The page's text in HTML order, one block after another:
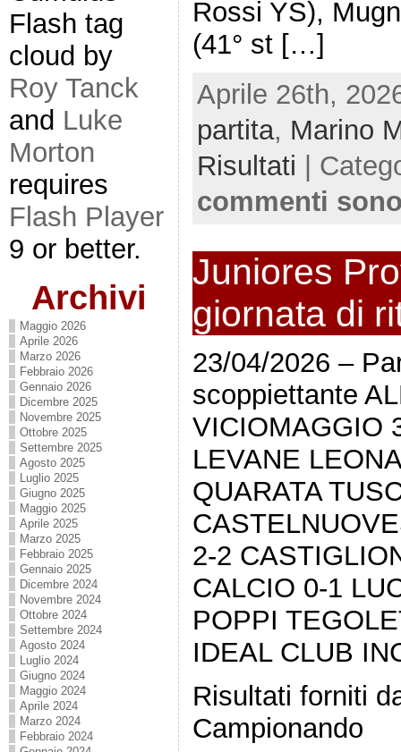
Flash tag
cloud by
Roy Tanck
and Luke
Morton
requires
Flash Player
9 or better.
Archivi
Maggio 2026
Aprile 2026
Marzo 2026
Febbraio 2026
Gennaio 2026
Dicembre 2025
Novembre 2025
Ottobre 2025
Settembre 2025
Agosto 2025
Luglio 2025
Giugno 2025
Maggio 2025
Aprile 2025
Marzo 2025
Febbraio 2025
Gennaio 2025
Dicembre 2024
Novembre 2024
Ottobre 2024
Settembre 2024
Agosto 2024
Luglio 2024
Giugno 2024
Maggio 2024
Aprile 2024
Marzo 2024
Febbraio 2024
Rossi YS),
(41° st […]
Aprile 26th,
partita, Marino
Risultati |
commenti
Juniores
giornata di
23/04/2026 –
scoppiettante
VICIOMAGGIO
LEVANE
QUARATA
2-2
CALCIO 0-1
POPPI
IDEAL CLUB
Risultati forniti
Campionando